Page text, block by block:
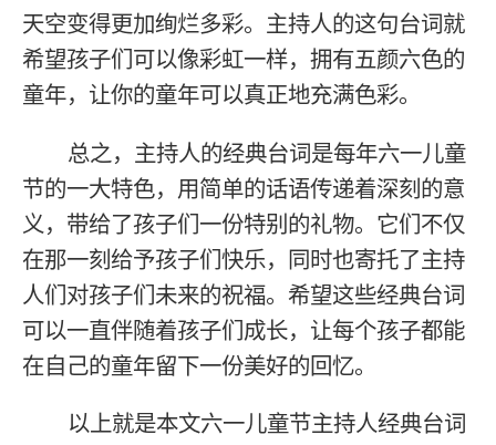
天空变得更加绚烂多彩。主持人的这句台词就
希望孩子们可以像彩虹一样，拥有五颜六色的
童年，让你的童年可以真正地充满色彩。
总之，主持人的经典台词是每年六一儿童
节的一大特色，用简单的话语传递着深刻的意
义，带给了孩子们一份特别的礼物。它们不仅
在那一刻给予孩子们快乐，同时也寄托了主持
人们对孩子们未来的祝福。希望这些经典台词
可以一直伴随着孩子们成长，让每个孩子都能
在自己的童年留下一份美好的回忆。
以上就是本文六一儿童节主持人经典台词